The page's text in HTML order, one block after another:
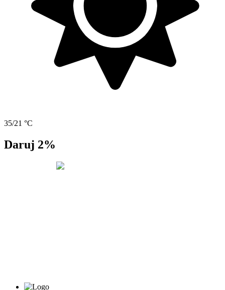
35/21 °C
Daruj 2%